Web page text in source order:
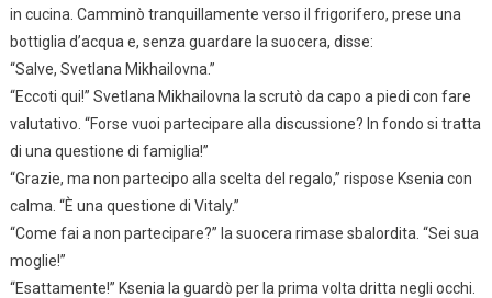
in cucina. Camminò tranquillamente verso il frigorifero, prese una
bottiglia d’acqua e, senza guardare la suocera, disse:
“Salve, Svetlana Mikhailovna.”
“Eccoti qui!” Svetlana Mikhailovna la scrutò da capo a piedi con fare
valutativo. “Forse vuoi partecipare alla discussione? In fondo si tratta
di una questione di famiglia!”
“Grazie, ma non partecipo alla scelta del regalo,” rispose Ksenia con
calma. “È una questione di Vitaly.”
“Come fai a non partecipare?” la suocera rimase sbalordita. “Sei sua
moglie!”
“Esattamente!” Ksenia la guardò per la prima volta dritta negli occhi.